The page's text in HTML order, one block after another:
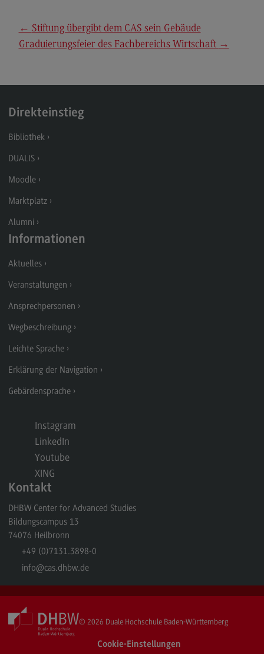
Berufsperspektiven
Kontakt
Profil-O-Mat Informatik
(External link)
Rahmenbedingungen
Modulangebot
Berufsperspektiven
Kontakt
Integrated Engineering
Integrated Engineering
Rahmenbedingungen
Modulangebot
Berufsperspektiven
Kontakt
Intensive Care
Intensive Care
Modulangebot
Kontakt
Marketing and Business Psychology
Marketing and Business Psychology
Modulangebot
Berufsperspektiven
Kontakt
Maschinenbau
(External link)
Rahmenbedingungen
← Stiftung übergibt dem CAS sein Gebäude
Graduierungsfeier des Fachbereichs Wirtschaft →
Direkteinstieg
Bibliothek
DUALIS
Moodle
Marktplatz
Alumni
Informationen
Aktuelles
Veranstaltungen
Ansprechpersonen
Wegbeschreibung
Leichte Sprache
Erklärung der Navigation
Gebärdensprache
Instagram
LinkedIn
Youtube
XING
Kontakt
DHBW Center for Advanced Studies
Bildungscampus 13
74076 Heilbronn
+49 (0)7131.3898-0
info@cas.dhbw.de
© 2026 Duale Hochschule Baden-Württemberg
Cookie-Einstellungen